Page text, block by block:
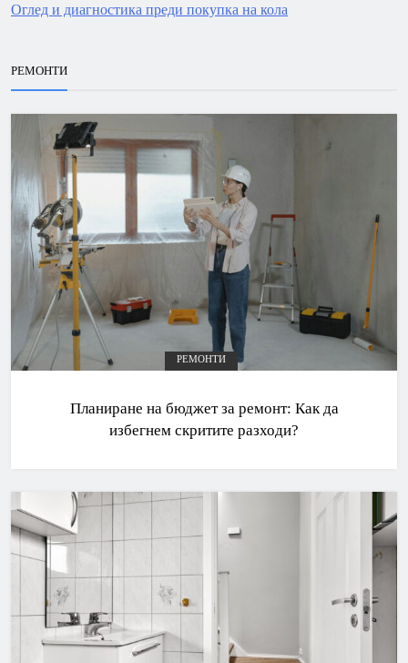
Оглед и диагностика преди покупка на кола
РЕМОНТИ
РЕМОНТИ
Планиране на бюджет за ремонт: Как да
избегнем скритите разходи?